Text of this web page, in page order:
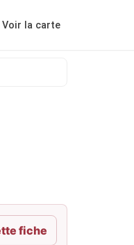
Voir la carte
fiche